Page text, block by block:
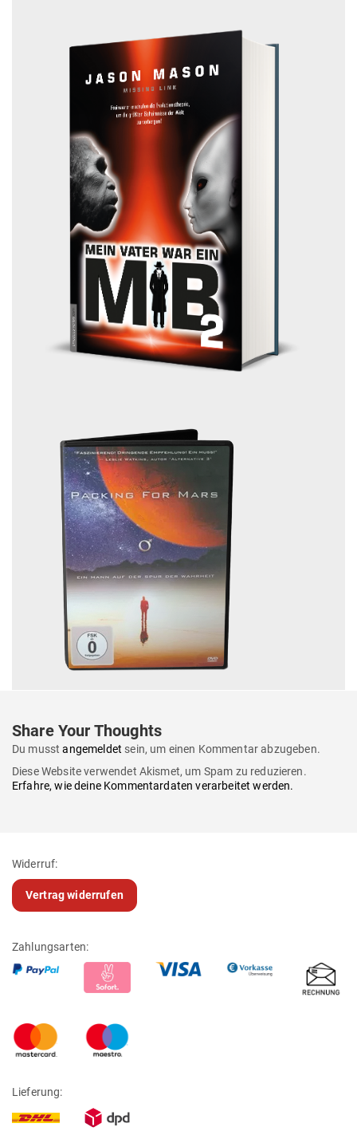
Share Your Thoughts
Du musstangemeldet sein, um einen Kommentar abzugeben.
Diese Website verwendet Akismet, um Spam zu reduzieren.
Erfahre, wie deine Kommentardaten verarbeitet werden.
Widerruf:
Vertrag widerrufen
Zahlungsarten:
Lieferung: